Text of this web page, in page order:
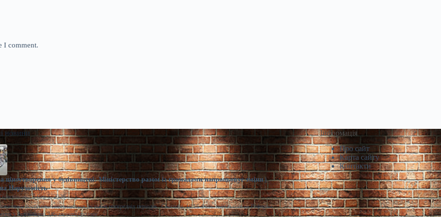
I comment.
новини
ціноутворення у будівництві: Міністерство разом із громадами напрацьовує зміни |
Нерухомість
Сер 5, 2026
поступово повертаються до рівня попередніх періодів. Сьогодні, 18:16 Фото: minfin.com.ua Реформа
у будівництві Забезпечити прозоре
Інформація
Про сайт
Карта сайту
Контакти